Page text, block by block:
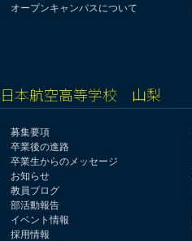
オープンキャンパスについて
日本航空高等学校 山梨
募集要項
卒業後の進路
卒業生からのメッセージ
お知らせ
教員ブログ
部活動報告
イベント情報
採用情報